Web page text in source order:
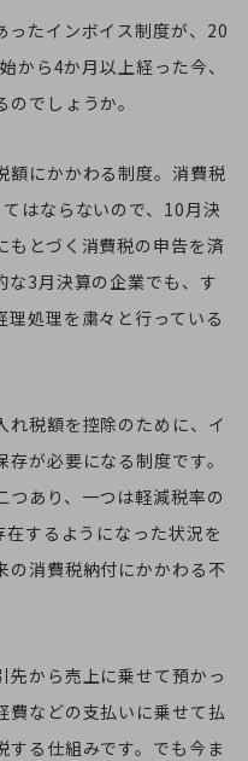
ったインボイス制度が、20
から4か月以上経った今、
でしょうか。
額にかかわる制度。消費税
はならないので、10月決
とづく消費税の申告を済
な3月決算の企業でも、す
処理を粛々と行っている
れ税額を控除のために、イ
が必要になる制度です。
つあり、一つは軽減税率の
するようになった状況を
の消費税納付にかかわる不
先から売上に乗せて預かっ
費などの支払いに乗せて払
する仕組みです。でも今ま